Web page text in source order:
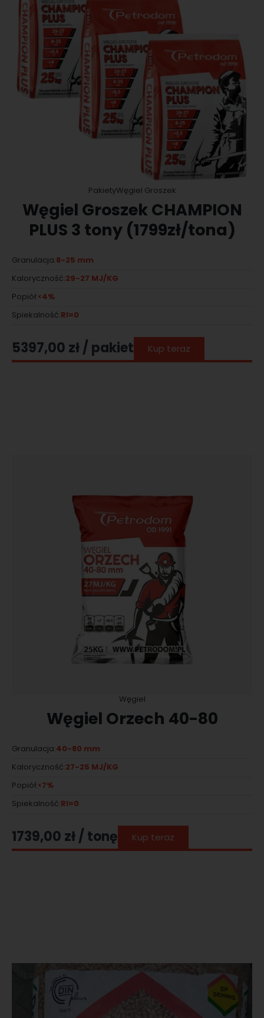
PakietyWęgiel Groszek
Węgiel Groszek CHAMPION
PLUS 3 tony (1799zł/tona)
Granulacja:8-25 mm
Kaloryczność:29-27 MJ/KG
Popiół:<4%
Spiekalność:RI=0
5397,00 zł/ pakiet Kup teraz
Węgiel
Węgiel Orzech 40-80
Granulacja:40-80 mm
Kaloryczność:27-25 MJ/KG
Popiół:<7%
Spiekalność:RI=0
1739,00 zł/ tonę Kup teraz